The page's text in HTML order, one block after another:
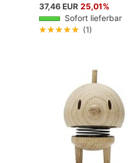
37,46 EUR 25,01%
Sofort lieferbar
★★★★★ (1)